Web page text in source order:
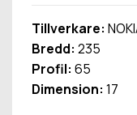
Tillverkare:
Bredd: 235
Profil: 65
Dimension: 17